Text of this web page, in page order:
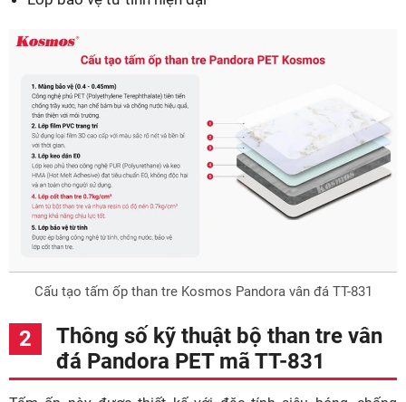
Cấu tạo tấm ốp than tre Kosmos Pandora vân đá TT-831
Thông số kỹ thuật bộ than tre vân
đá Pandora PET mã TT-831